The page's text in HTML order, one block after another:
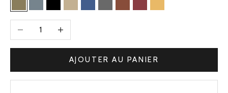
OliveBleu Gris
Noir Beige Kaki
Bleu Jean
Gris CamelBordeaux
Jaune
Diminuer la quantitéAugmenter la quantité
AJOUTER AU PANIER